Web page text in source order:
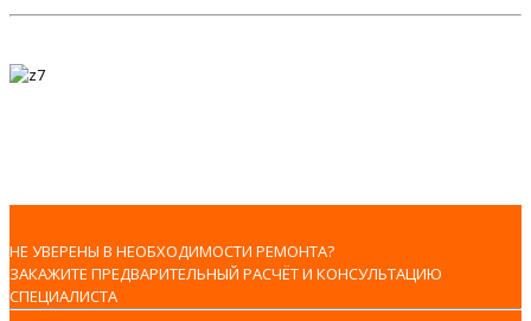
НЕ УВЕРЕНЫ В НЕОБХОДИМОСТИ РЕМОНТА?
ЗАКАЖИТЕ ПРЕДВАРИТЕЛЬНЫЙ РАСЧЁТ И КОНСУЛЬТАЦИЮ
СПЕЦИАЛИСТА